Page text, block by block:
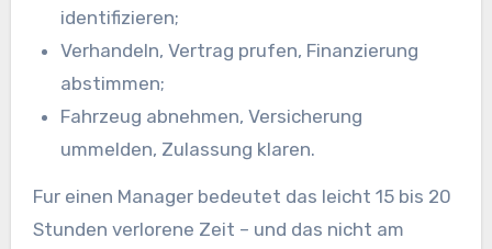
identifizieren;
Verhandeln, Vertrag prufen, Finanzierung
abstimmen;
Fahrzeug abnehmen, Versicherung
ummelden, Zulassung klaren.
Fur einen Manager bedeutet das leicht 15 bis 20
Stunden verlorene Zeit – und das nicht am